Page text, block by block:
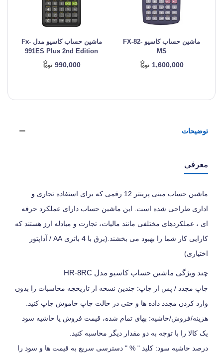
ماشین حساب کاسیو FX-82-
MS
1,600,000
ماشین حساب کاسیو مدل Fx-
991ES Plus 2nd Edition
990,000
توضیحات
معرفی
ماشین حساب مینی پرینتر 12 رقمی که برای استفاده تجاری و
اداری طراحی شده است. این ماشین حساب دارای عملکرد حرفه
ای ، عملکردهای مختلفی مانند مالیات، تجارت و مبادله ارز هستند که
کارایی کار شما را بهبود می بخشند.(برق با 4 باتری AA / آداپتور
اختیاری)
چند ویژگی ماشین حساب کاسیو مدل HR-8RC
چاپ مجدد / پس از چاپ: چندین نسخه از تاریخچه محاسبات را بدون
وارد کردن مجدد داده ها و حتی در حالت چاپ خاموش چاپ کنید.
هزینه/فروش/حاشیه: بهای تمام شده، قیمت فروش یا حاشیه سود
یک کالا را با توجه به دو مقدار دیگر محاسبه کنید.
درصد حاشیه سود: کلید " % " دسترسی سریع به قیمت ها و سود را